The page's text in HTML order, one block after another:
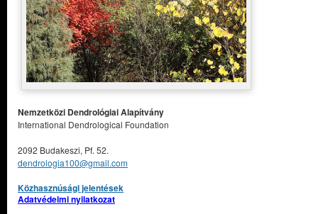
Nemzetközi Dendrológiai Alapítvány
International Dendrological Foundation
2092 Budakeszi, Pf. 52.
dendrologia100@gmail.com
Közhasznúsági jelentések
Adatvédelmi nyilatkozat